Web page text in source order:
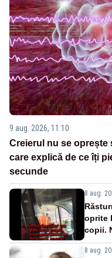
9 aug. 2026, 11:10
Creierul nu se oprește
care explică de ce îți
secunde
8 aug.
oprite
copii.
8 aug.